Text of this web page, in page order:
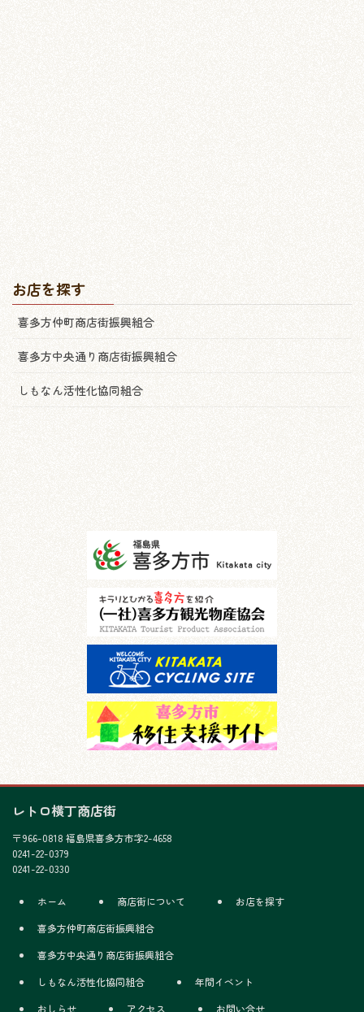
お店を探す
喜多方仲町商店街振興組合
喜多方中央通り商店街振興組合
しもなん活性化協同組合
レトロ横丁商店街
〒966-0818 福島県喜多方市字2-4658
0241-22-0379
0241-22-0330
ホーム 商店街について
お店を探す
喜多方仲町商店街振興組合
喜多方中央通り商店街振興組合
しもなん活性化協同組合
年間イベント
おしらせ
アクセス お問い合せ